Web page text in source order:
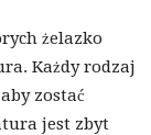
żelazko
Każdy rodzaj
zostać
jest zbyt